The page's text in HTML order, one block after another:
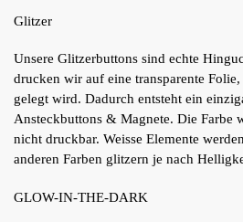
Glitzer
Unsere Glitzerbuttons sind echte
drucken wir auf eine transparente
gelegt wird. Dadurch entsteht ein
Ansteckbuttons & Magnete. Die Farbe
nicht druckbar. Weisse Elemente
anderen Farben glitzern je nach
GLOW-IN-THE-DARK